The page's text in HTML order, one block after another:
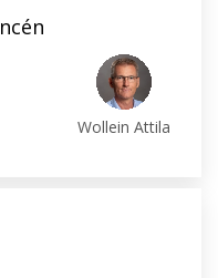
Wollein Attila